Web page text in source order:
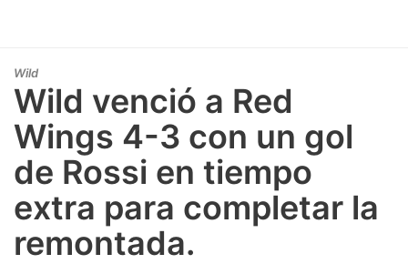
Wild
Wild venció a Red
Wings 4-3 con un gol
de Rossi en tiempo
extra para completar la
remontada.